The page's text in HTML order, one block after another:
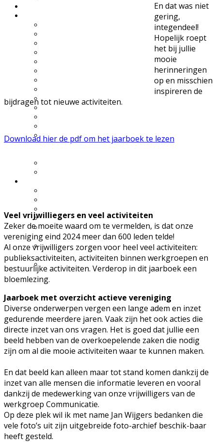
Vacatures
Info voor IVN vrijwilligers
Statuten, huishoudelijk
reglement,
Meldpunt Natuur
Route naar 't Wikveld
Empel
Route naar BBS Nieuw
Zuid
Uw privacy
En dat was niet
gering,
integendeel!
Hopelijk roept
het bij jullie
mooie
herinneringen
op en misschien
inspireren de
bijdragen tot nieuwe activiteiten.
Download hier de pdf om het jaarboek te lezen
Veel vrijwilliegers en veel activiteiten
Zeker de moeite waard om te vermelden, is dat onze
vereniging eind 2024 meer dan 600 leden telde!
Al onze vrijwilligers zorgen voor heel veel activiteiten:
publieksactiviteiten, activiteiten binnen werkgroepen en
bestuurlijke activiteiten. Verderop in dit jaarboek een
bloemlezing.
Jaarboek met overzicht actieve vereniging
Diverse onderwerpen vergen een lange adem en inzet
gedurende meerdere jaren. Vaak zijn het ook acties die
directe inzet van ons vragen. Het is goed dat jullie een
beeld hebben van de overkoepelende zaken die nodig
zijn om al die mooie activiteiten waar te kunnen maken.
En dat beeld kan alleen maar tot stand komen dankzij de
inzet van alle mensen die informatie leveren en vooral
dankzij de medewerking van onze vrijwilligers van de
werkgroep Communicatie.
Op deze plek wil ik met name Jan Wijgers bedanken die
vele foto’s uit zijn uitgebreide foto-archief beschik-baar
heeft gesteld.